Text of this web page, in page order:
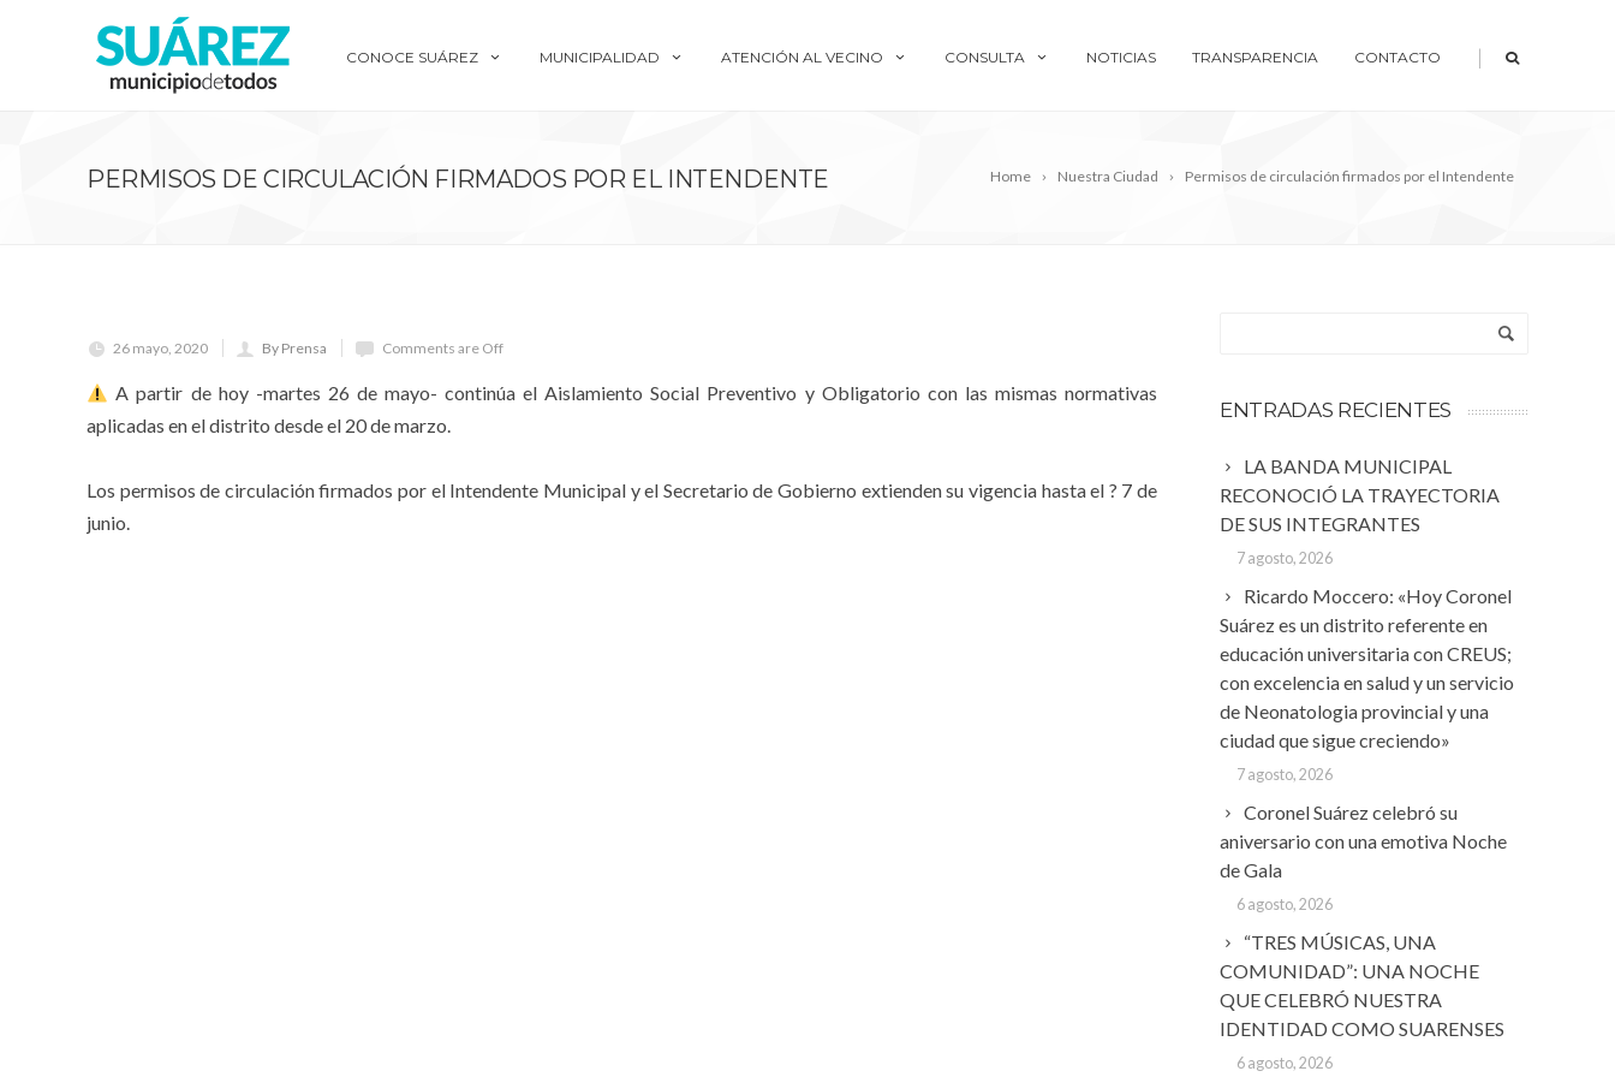
CONOCE SUÁREZ MUNICIPALIDAD ATENCIÓN AL VECINO CONSULTA NOTICIAS TRANSPARENCIA CONTACTO |
Home Nuestra Ciudad Permisos de circulación firmados por el Intendente
PERMISOS DE CIRCULACIÓN FIRMADOS POR EL INTENDENTE
26 mayo, 2020 By Prensa Comments are Off
A partir de hoy -martes 26 de mayo- continúa el Aislamiento Social Preventivo y Obligatorio con las mismas normativas
aplicadas en el distrito desde el 20 de marzo.
Los permisos de circulación firmados por el Intendente Municipal y el Secretario de Gobierno extienden su vigencia hasta el ? 7 de
junio.
ENTRADAS RECIENTES
LA BANDA MUNICIPAL
RECONOCIÓ LA TRAYECTORIA
DE SUS INTEGRANTES
7 agosto, 2026
Ricardo Moccero: «Hoy Coronel
Suárez es un distrito referente en
educación universitaria con CREUS;
con excelencia en salud y un servicio
de Neonatologia provincial y una
ciudad que sigue creciendo»
7 agosto, 2026
Coronel Suárez celebró su
aniversario con una emotiva Noche
de Gala
6 agosto, 2026
“TRES MÚSICAS, UNA
COMUNIDAD”: UNA NOCHE
QUE CELEBRÓ NUESTRA
IDENTIDAD COMO SUARENSES
6 agosto, 2026